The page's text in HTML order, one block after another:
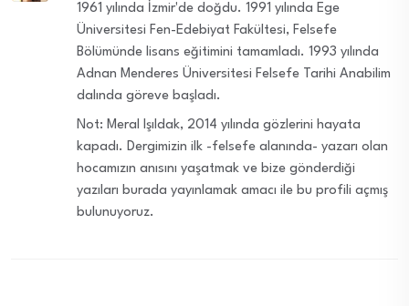
1961 yılında İzmir'de doğdu. 1991 yılında Ege
Üniversitesi Fen-Edebiyat Fakültesi, Felsefe
Bölümünde lisans eğitimini tamamladı. 1993 yılında
Adnan Menderes Üniversitesi Felsefe Tarihi Anabilim
dalında göreve başladı.
Not: Meral Işıldak, 2014 yılında gözlerini hayata
kapadı. Dergimizin ilk -felsefe alanında- yazarı olan
hocamızın anısını yaşatmak ve bize gönderdiği
yazıları burada yayınlamak amacı ile bu profili açmış
bulunuyoruz.